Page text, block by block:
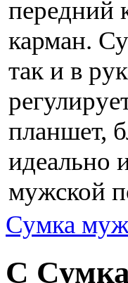
передний
карман.
так и в
планшет,
идеально
мужской
Сумка
С